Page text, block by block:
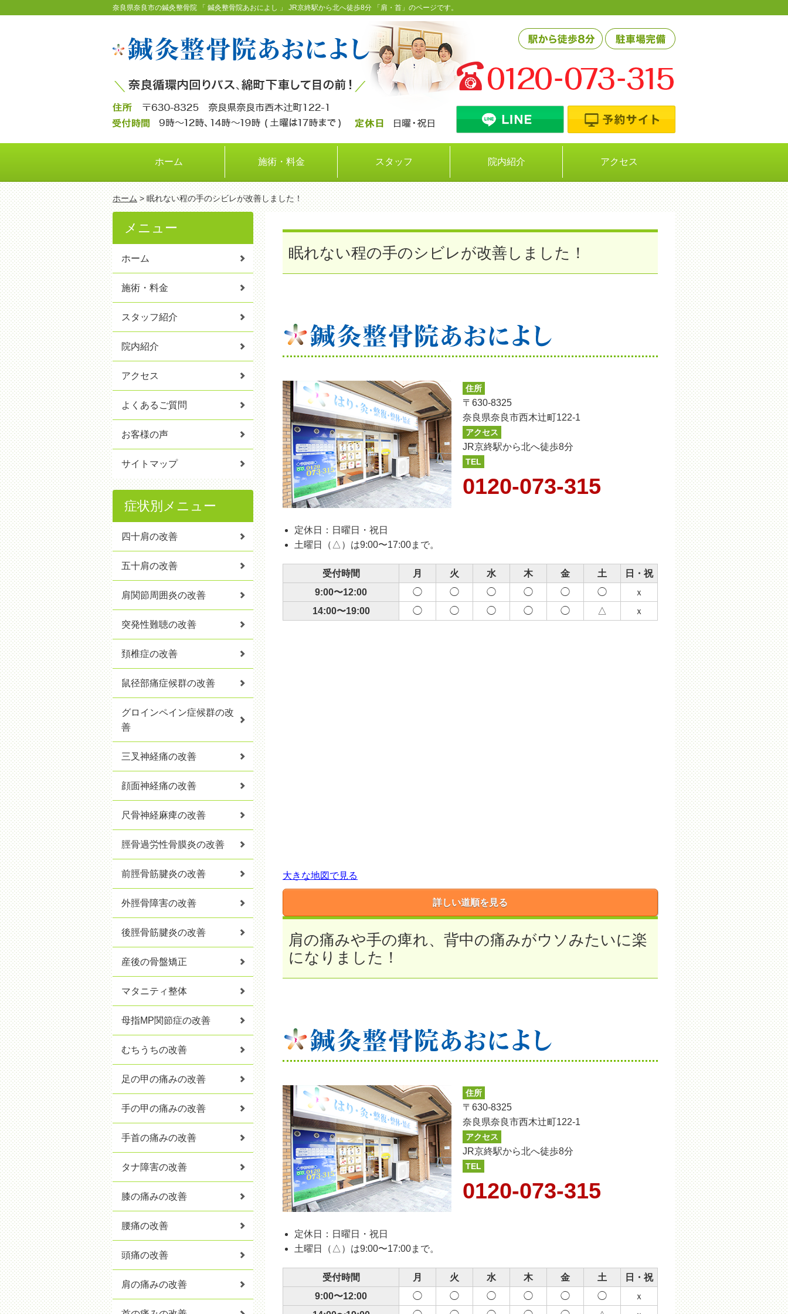
奈良県奈良市の鍼灸整骨院 「 鍼灸整骨院あおによし 」 JR京終駅から北へ徒歩8分 「肩・首」のページです。
ホーム 施術・料金 スタッフ 院内紹介 アクセス
ホーム> 眠れない程の手のシビレが改善しました！
眠れない程の手のシビレが改善しました！
住所
〒630-8325
奈良県奈良市西木辻町122-1
アクセス
JR京終駅から北へ徒歩8分
TEL
0120-073-315
定休日：日曜日・祝日
土曜日（△）は9:00〜17:00まで。
受付時間 月 火 水 木 金 土
日・祝
9:00〜12:00
◯ ◯ ◯ ◯ ◯ ◯
ｘ
14:00〜19:00
◯ ◯ ◯ ◯ ◯ △ ｘ
大きな地図で見る
詳しい道順を見る
肩の痛みや手の痺れ、背中の痛みがウソみたいに楽
になりました！
住所
〒630-8325
奈良県奈良市西木辻町122-1
アクセス
JR京終駅から北へ徒歩8分
TEL
0120-073-315
定休日：日曜日・祝日
土曜日（△）は9:00〜17:00まで。
受付時間 月 火 水 木 金 土
日・祝
9:00〜12:00
◯ ◯ ◯ ◯ ◯ ◯
ｘ
メニュー
ホーム
施術・料金
スタッフ紹介
院内紹介
アクセス
よくあるご質問
お客様の声
サイトマップ
症状別メニュー
四十肩の改善
五十肩の改善
肩関節周囲炎の改善
突発性難聴の改善
頚椎症の改善
鼠径部痛症候群の改善
グロインペイン症候群の改
善
三叉神経痛の改善
顔面神経痛の改善
尺骨神経麻痺の改善
脛骨過労性骨膜炎の改善
前脛骨筋腱炎の改善
外脛骨障害の改善
後脛骨筋腱炎の改善
産後の骨盤矯正
マタニティ整体
母指MP関節症の改善
むちうちの改善
足の甲の痛みの改善
手の甲の痛みの改善
手首の痛みの改善
タナ障害の改善
膝の痛みの改善
腰痛の改善
頭痛の改善
肩の痛みの改善